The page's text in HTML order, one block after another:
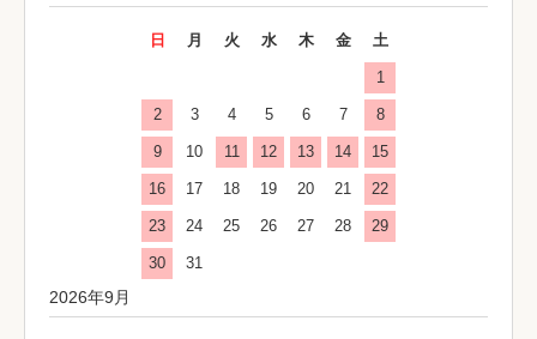
日 月 火 水 木 金 土
1
2 3 4 5 6 7 8
9 10 11 12 13 14 15
16 17 18 19 20 21 22
23 24 25 26 27 28 29
30 31
2026年9月